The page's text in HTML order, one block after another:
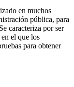
en muchos
pública, para
caracteriza por ser
el que los
para obtener